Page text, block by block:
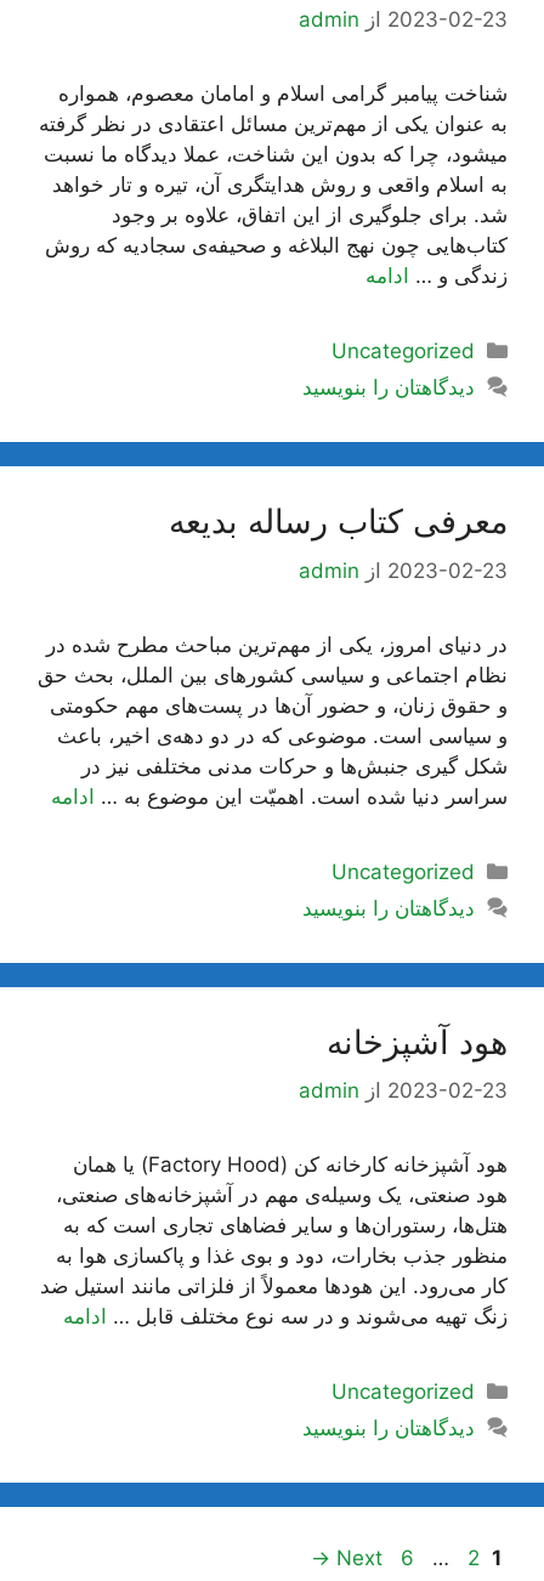
2023-02-23 از admin
شناخت پیامبر گرامی اسلام و امامان معصوم، همواره
به عنوان یکی از مهم‌ترین مسائل اعتقادی در نظر گرفته
میشود، چرا که بدون این شناخت، عملا دیدگاه ما نسبت
به اسلام واقعی و روش هدایتگری آن، تیره و تار خواهد
شد. برای جلوگیری از این اتفاق، علاوه بر وجود
کتاب‌هایی چون نهج البلاغه و صحیفه‌ی سجادیه که روش
زندگی و … ادامه
دسته‌ها
Uncategorized
دیدگاهتان را بنویسید
معرفی کتاب رساله بدیعه
2023-02-23 از admin
در دنیای امروز، یکی از مهم‌ترین مباحث مطرح شده در
نظام اجتماعی و سیاسی کشورهای بین الملل، بحث حق
و حقوق زنان، و حضور آن‌ها در پست‌های مهم حکومتی
و سیاسی است. موضوعی که در دو دهه‌ی اخیر، باعث
شکل گیری جنبش‌ها و حرکات مدنی مختلفی نیز در
سراسر دنیا شده است. اهمیّت این موضوع به … ادامه
دسته‌ها
Uncategorized
دیدگاهتان را بنویسید
هود آشپزخانه
2023-02-23 از admin
هود آشپزخانه کارخانه کن (Factory Hood) یا همان
هود صنعتی، یک وسیله‌ی مهم در آشپزخانه‌های صنعتی،
هتل‌ها، رستوران‌ها و سایر فضاهای تجاری است که به
منظور جذب بخارات، دود و بوی غذا و پاکسازی هوا به
کار می‌رود. این هود‌ها معمولاً از فلزاتی مانند استیل ضد
زنگ تهیه می‌شوند و در سه نوع مختلف قابل … ادامه
دسته‌ها
Uncategorized
دیدگاهتان را بنویسید
ناوبری
Page
1
Page
2
…
Page
6
Next
→